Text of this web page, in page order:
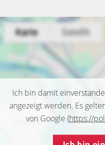
Ich bin damit
angezeigt werden. Es
von Google (https://